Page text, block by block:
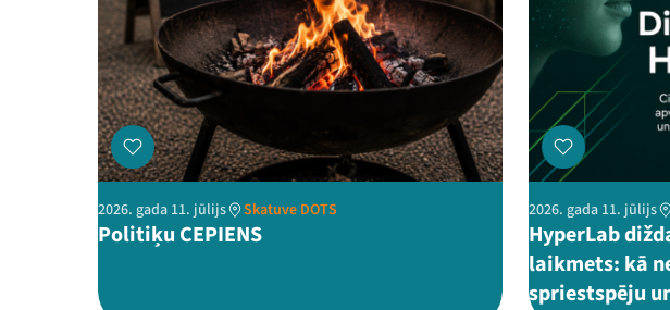
2026. gada 11. jūlijs Skatuve DOTS
Politiķu CEPIENS
2026. gada 11. jūlijs
HyperLab
laikmets: kā
spriestspēju